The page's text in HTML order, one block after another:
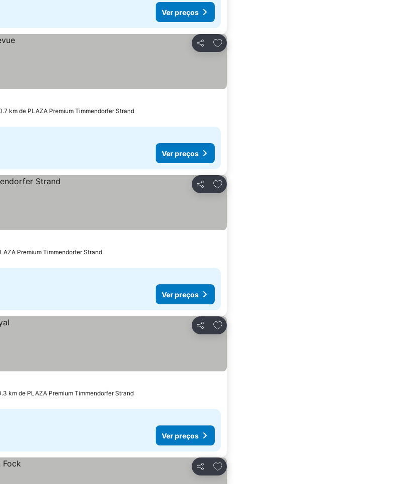
Ver preços
Partilhar
Adicionar aos favoritos
km de PLAZA Premium Timmendorfer Strand
Ver preços
Partilhar
Adicionar aos favoritos
Premium Timmendorfer Strand
Ver preços
Partilhar
Adicionar aos favoritos
km de PLAZA Premium Timmendorfer Strand
Ver preços
Partilhar
Adicionar aos favoritos